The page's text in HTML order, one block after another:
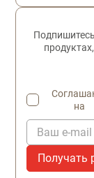
на
Ваш e-mail